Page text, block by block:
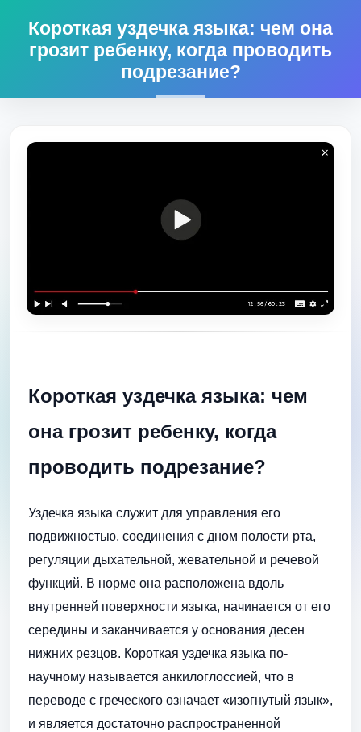
Короткая уздечка языка: чем она
грозит ребенку, когда проводить
подрезание?
Короткая уздечка языка: чем
она грозит ребенку, когда
проводить подрезание?
Уздечка языка служит для управления его
подвижностью, соединения с дном полости рта,
регуляции дыхательной, жевательной и речевой
функций. В норме она расположена вдоль
внутренней поверхности языка, начинается от его
середины и заканчивается у основания десен
нижних резцов. Короткая уздечка языка по-
научному называется анкилоглоссией, что в
переводе с греческого означает «изогнутый язык»,
и является достаточно распространенной